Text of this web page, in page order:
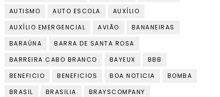
AUTISMO
AUTO ESCOLA
AUXÍLIO
AUXÍLIO EMERGENCIAL
AVIÃO
BANANEIRAS
BARAÚNA
BARRA DE SANTA ROSA
BARREIRA CABO BRANCO
BAYEUX
BBB
BENEFICIO
BENEFICIOS BOA NOTICIA
BOMBA
BRASIL
BRASILIA
BRAYSCOMPANY